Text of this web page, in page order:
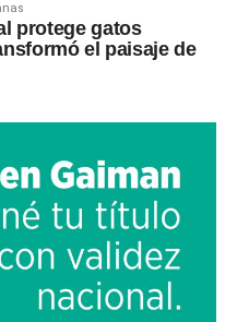
protege gatos
el paisaje de